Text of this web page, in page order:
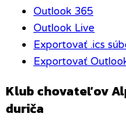
Outlook 365
Outlook Live
Exportovať .ics
Exportovať
Klub chovateľov
duriča